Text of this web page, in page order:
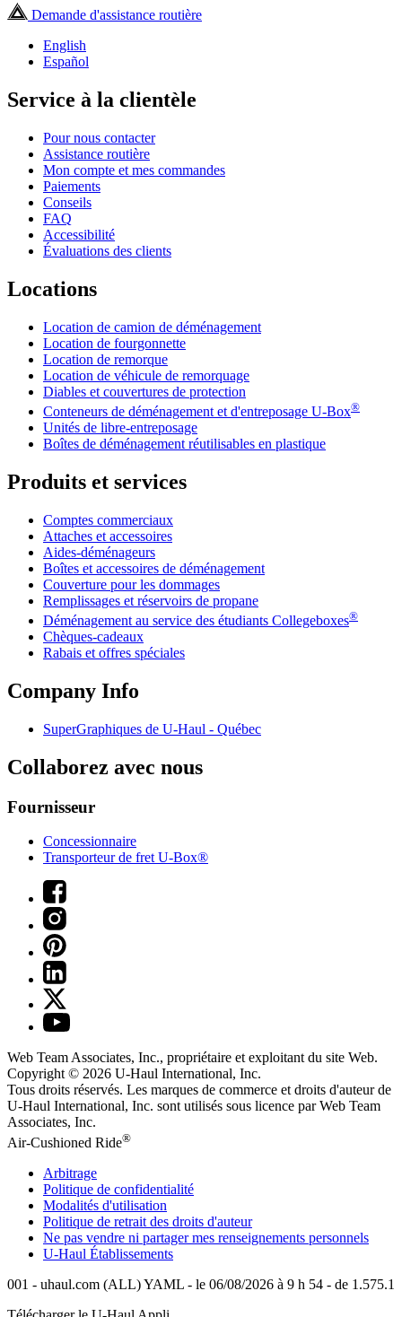
Demande d'assistance routière
English
Español
Service à la clientèle
Pour nous contacter
Assistance routière
Mon compte et mes commandes
Paiements
Conseils
FAQ
Accessibilité
Évaluations des clients
Locations
Location de camion de déménagement
Location de fourgonnette
Location de remorque
Location de véhicule de remorquage
Diables et couvertures de protection
Conteneurs de déménagement et d'entreposage U-Box®
Unités de libre-entreposage
Boîtes de déménagement réutilisables en plastique
Produits et services
Comptes commerciaux
Attaches et accessoires
Aides-déménageurs
Boîtes et accessoires de déménagement
Couverture pour les dommages
Remplissages et réservoirs de propane
Déménagement au service des étudiants Collegeboxes®
Chèques-cadeaux
Rabais et offres spéciales
Company Info
SuperGraphiques de U-Haul - Québec
Collaborez avec nous
Fournisseur
Concessionnaire
Transporteur de fret U-Box®
Web Team Associates, Inc., propriétaire et exploitant du site Web.
Copyright © 2026 U-Haul International, Inc.
Tous droits réservés. Les marques de commerce et droits d'auteur de
U-Haul International, Inc. sont utilisés sous licence par Web Team
Associates, Inc.
Air-Cushioned Ride®
Arbitrage
Politique de confidentialité
Modalités d'utilisation
Politique de retrait des droits d'auteur
Ne pas vendre ni partager mes renseignements personnels
U-Haul Établissements
001 - uhaul.com (ALL) YAML - le 06/08/2026 à 9 h 54 - de 1.575.1